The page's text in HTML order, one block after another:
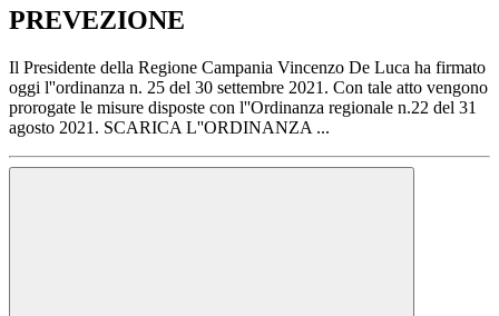
PREVEZIONE
Il Presidente della Regione Campania Vincenzo De Luca ha firmato
oggi l''ordinanza n. 25 del 30 settembre 2021. Con tale atto vengono
prorogate le misure disposte con l''Ordinanza regionale n.22 del 31
agosto 2021. SCARICA L''ORDINANZA ...